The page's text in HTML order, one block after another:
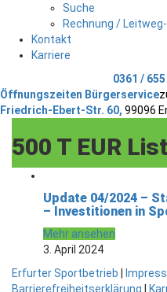
Suche
Rechnung / Leitweg-
Kontakt
Karriere
0361 / 655
Öffnungszeiten Bürgerservice
Friedrich-Ebert-Str. 60, 99096
500 T EUR
Update 04/2024 –
– Investitionen in
Mehr ansehen
3. April 2024
Erfurter Sportbetrieb |
Barrierefreiheitserklärung |